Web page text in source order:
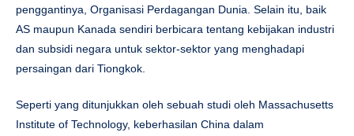
penggantinya, Organisasi Perdagangan Dunia. Selain itu, baik
AS maupun Kanada sendiri berbicara tentang kebijakan industri
dan subsidi negara untuk sektor-sektor yang menghadapi
persaingan dari Tiongkok.
Seperti yang ditunjukkan oleh sebuah studi oleh Massachusetts
Institute of Technology, keberhasilan China dalam